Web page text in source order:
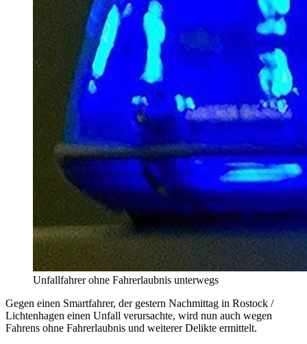
Unfallfahrer ohne Fahrerlaubnis unterwegs
Gegen einen Smartfahrer, der gestern Nachmittag in Rostock /
Lichtenhagen einen Unfall verursachte, wird nun auch wegen
Fahrens ohne Fahrerlaubnis und weiterer Delikte ermittelt.